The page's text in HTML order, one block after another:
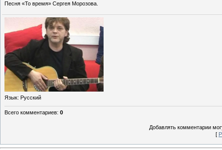
Песня «То время» Сергея Морозова.
Язык: Русский
Всего комментариев: 0
Добавлять комментарии
[